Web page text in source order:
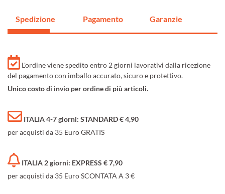
Spedizione Pagamento Garanzie
L'ordine viene spedito entro 2 giorni lavorativi dalla ricezione
del pagamento con imballo accurato, sicuro e protettivo.
Unico costo di invio per ordine di più articoli.
ITALIA 4-7 giorni: STANDARD € 4,90
per acquisti da 35 Euro GRATIS
ITALIA 2 giorni: EXPRESS € 7,90
per acquisti da 35 Euro SCONTATA A 3 €